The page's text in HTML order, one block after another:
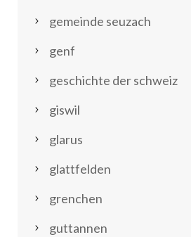
gemeinde seuzach
genf
geschichte der schweiz
giswil
glarus
glattfelden
grenchen
guttannen